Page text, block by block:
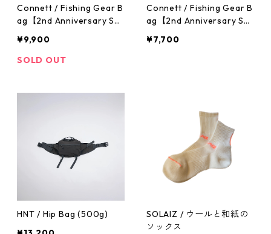
Connett / Fishing Gear B
ag【2nd Anniversary Sp
¥9,900
SOLD OUT
Connett / Fishing Gear B
ag【2nd Anniversary Sp
¥7,700
HNT / Hip Bag (500g)
SOLAIZ / ウールと和紙の
ソックス